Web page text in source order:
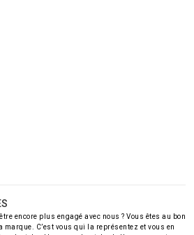
encore plus engagé avec nous ? Vous êtes au bon
marque. C’est vous qui la représentez et vous en